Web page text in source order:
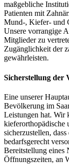
maßgebliche
Patienten mit
Mund-, Kiefer- und
Unsere vorrangige
Mitglieder zu
Zugänglichkeit der
gewährleisten.
Sicherstellung der
Eine unserer
Bevölkerung im
Leistungen hat. Wir
kieferorthopädische
sicherzustellen,
bedarfsgerecht
Bereitstellung eines
Öffnungszeiten, an